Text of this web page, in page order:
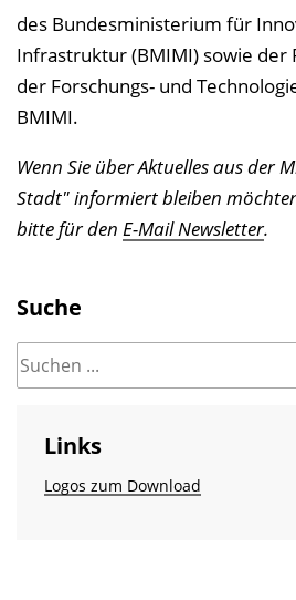
des Bundesministerium für
Infrastruktur (BMIMI) sowie der
der Forschungs- und
BMIMI.
Wenn Sie über Aktuelles aus der
Stadt" informiert bleiben
bitte für den E-Mail Newsletter.
Suche
Links
Logos zum Download